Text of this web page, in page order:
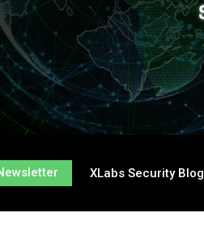
XLabs Security Blog